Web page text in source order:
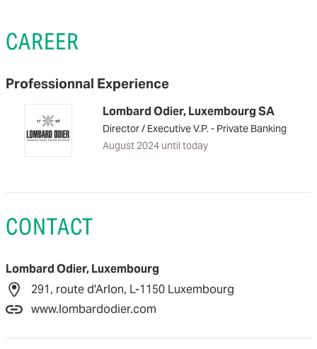
CAREER
Professionnal Experience
Lombard Odier, Luxembourg SA
Director / Executive V.P. - Private Banking
August 2024 until today
CONTACT
Lombard Odier, Luxembourg
291, route d'Arlon, L-1150 Luxembourg
www.lombardodier.com